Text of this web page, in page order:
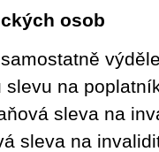
osob
na
sleva na
sleva na